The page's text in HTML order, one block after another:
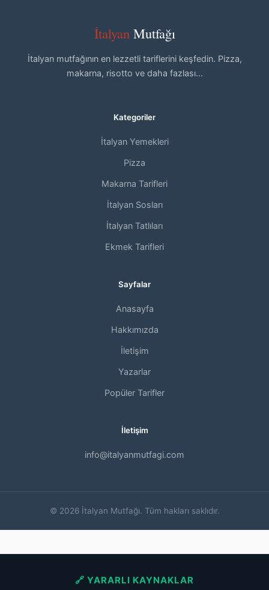
İtalyan Mutfağı
İtalyan mutfağının en lezzetli tariflerini keşfedin. Pizza,
makarna, risotto ve daha fazlası...
Kategoriler
İtalyan Yemekleri
Pizza
Makarna Tarifleri
İtalyan Sosları
İtalyan Tatlıları
Ekmek Tarifleri
Sayfalar
Anasayfa
Hakkımızda
İletişim
Yazarlar
Popüler Tarifler
İletişim
info@italyanmutfagi.com
© 2026 İtalyan Mutfağı. Tüm hakları saklıdır.
🔗 YARARLI KAYNAKLAR